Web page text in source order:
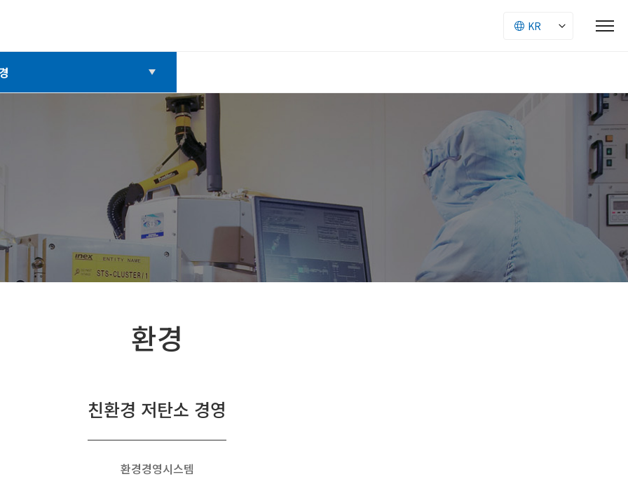
구조
환경
친환경 저탄소 경영
환경경영시스템